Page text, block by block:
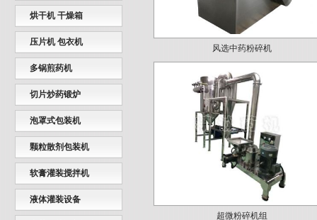
烘干机 干燥箱
压片机 包衣机
多锅煎药机
切片炒药锻炉
泡罩式包装机
颗粒散剂包装机
软膏灌装搅拌机
液体灌装设备
风选中药粉碎机
超微粉碎机组